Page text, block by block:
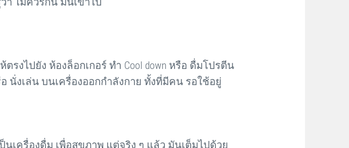
งไปยัง ห้องล็อกเกอร์ ทำ Cool down หรือ ดื่มโปรตีน
นั่งเล่น บนเครื่องออกกำลังกาย ทั้งที่มีคน รอใช้อยู่
เครื่องดื่ม เพื่อสุขภาพ แต่จริง ๆ แล้ว มันเต็มไปด้วย